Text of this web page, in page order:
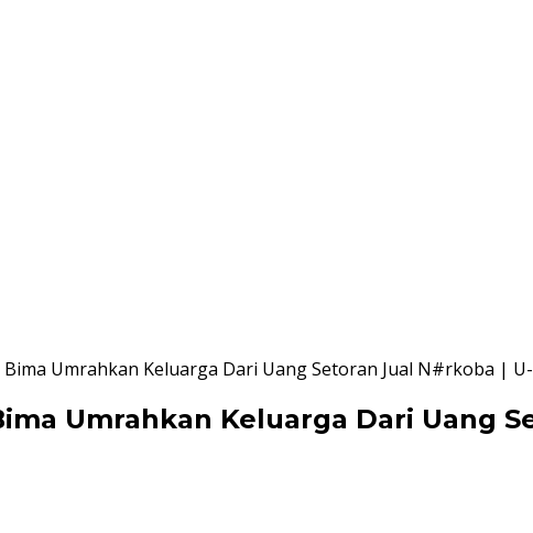
Bima Umrahkan Keluarga Dari Uang Setoran Jual N#rkoba | U-
Umrahkan Keluarga Dari Uang